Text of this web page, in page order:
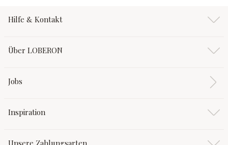
Hilfe & Kontakt
Über LOBERON
Jobs
Inspiration